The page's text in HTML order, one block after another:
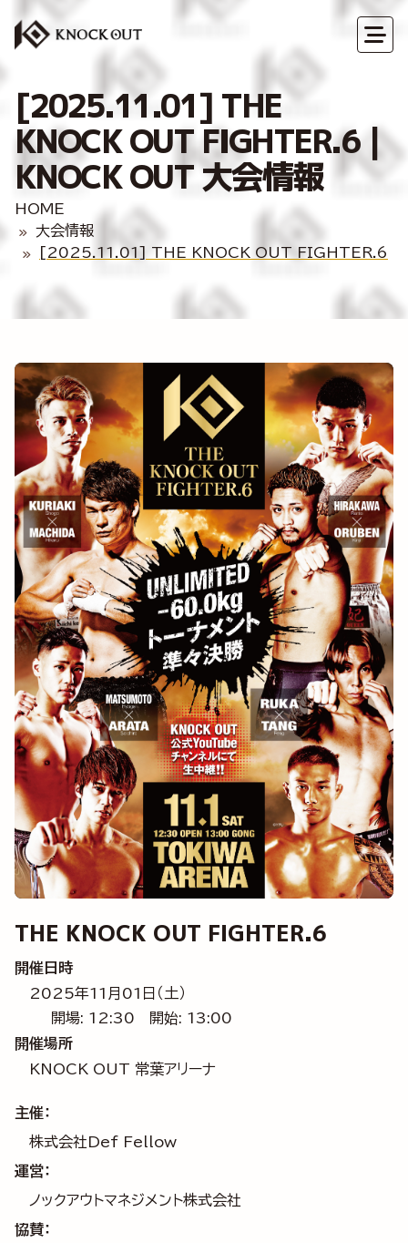
[2025.11.01] THE
KNOCK OUT FIGHTER.6｜
KNOCK OUT 大会情報
HOME
大会情報
[2025.11.01] THE KNOCK OUT FIGHTER.6
THE KNOCK OUT FIGHTER.6
開催日時
2025年11月01日（土）
開場: 12:30
開始: 13:00
開催場所
KNOCK OUT 常葉アリーナ
主催：
株式会社Def Fellow
運営：
ノックアウトマネジメント株式会社
協賛：